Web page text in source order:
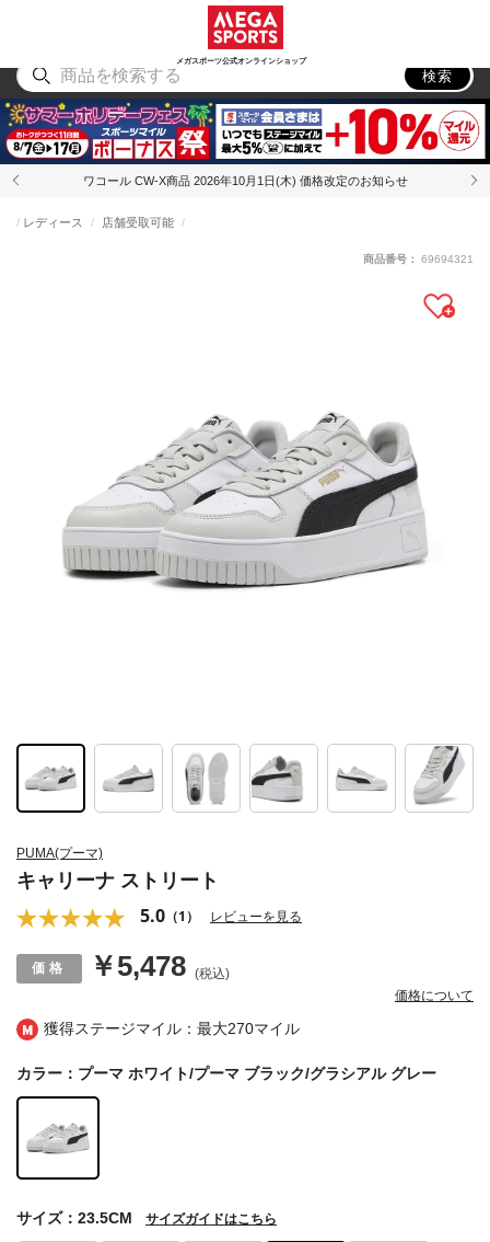
メガスポーツ公式オンラインショップ
アウトドア
検索
ワコール CW-X商品 2026年10月1日(木) 価格改定のお知らせ
獲得ステージマイル：最大270マイル
PUMA(プーマ)
キャリーナ ストリート
5.0 （1） レビューを見る
レディース 店舗受取可能
￥5,478 (税込)
価格について
商品番号： 69694321
カラー：プーマ ホワイト/プーマ ブラック/グラシアル グレー
サイズ：23.5CM サイズガイドはこちら